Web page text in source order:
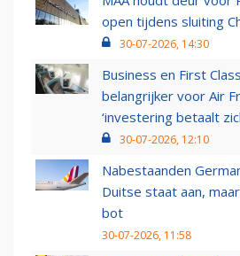
open tijdens sluiting
30-07-2026, 14:30
Business en First
belangrijker voor Air
‘investering betaalt
30-07-2026, 12:10
Nabestaanden
Duitse staat aan,
bot
30-07-2026, 11:58